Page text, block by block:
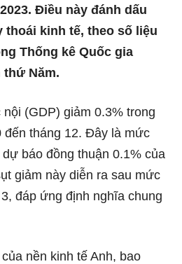
Điều này đánh dấu
thoái kinh tế, theo số liệu
Thống kê Quốc gia
thứ Năm.
(GDP) giảm 0.3% trong
đến tháng 12. Đây là mức
báo đồng thuận 0.1% của
giảm này diễn ra sau mức
đáp ứng định nghĩa chung
nền kinh tế Anh, bao